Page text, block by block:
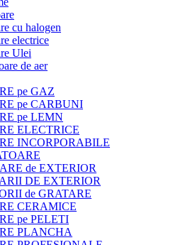
cu halogen
electrice
Ulei
de aer
pe GAZ
pe CARBUNI
pe LEMN
ELECTRICE
INCORPORABILE
de EXTERIOR
DE EXTERIOR
de GRATARE
CERAMICE
pe PELETI
PLANCHA